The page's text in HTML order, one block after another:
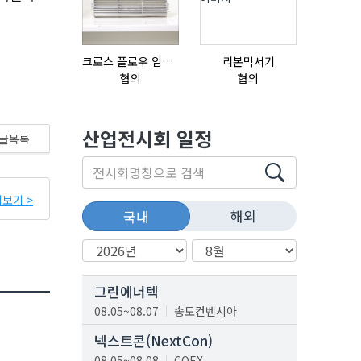
목록
보기 >
크로스 플로우 임펠라
협의
리본믹서기
협의
산업전시회 일정
국내 해외
그린에너텍
08.05~08.07 송도컨벤시아
넥스트콘(NextCon)